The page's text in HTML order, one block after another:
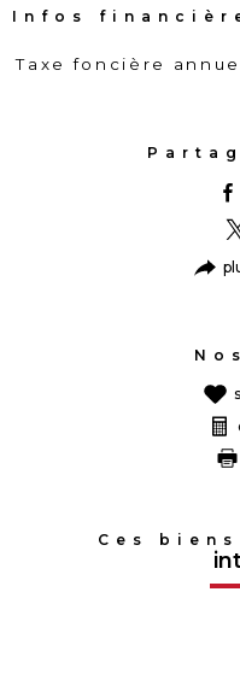
Infos
Caractéristiques Valeurs
Taxe foncière
Ces